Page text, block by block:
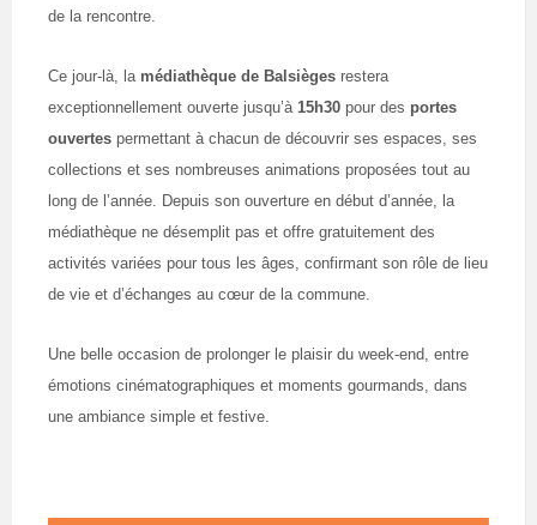
de la rencontre.
Ce jour-là, la médiathèque de Balsièges restera
exceptionnellement ouverte jusqu’à 15h30 pour des portes
ouvertes permettant à chacun de découvrir ses espaces, ses
collections et ses nombreuses animations proposées tout au
long de l’année. Depuis son ouverture en début d’année, la
médiathèque ne désemplit pas et offre gratuitement des
activités variées pour tous les âges, confirmant son rôle de lieu
de vie et d’échanges au cœur de la commune.
Une belle occasion de prolonger le plaisir du week-end, entre
émotions cinématographiques et moments gourmands, dans
une ambiance simple et festive.